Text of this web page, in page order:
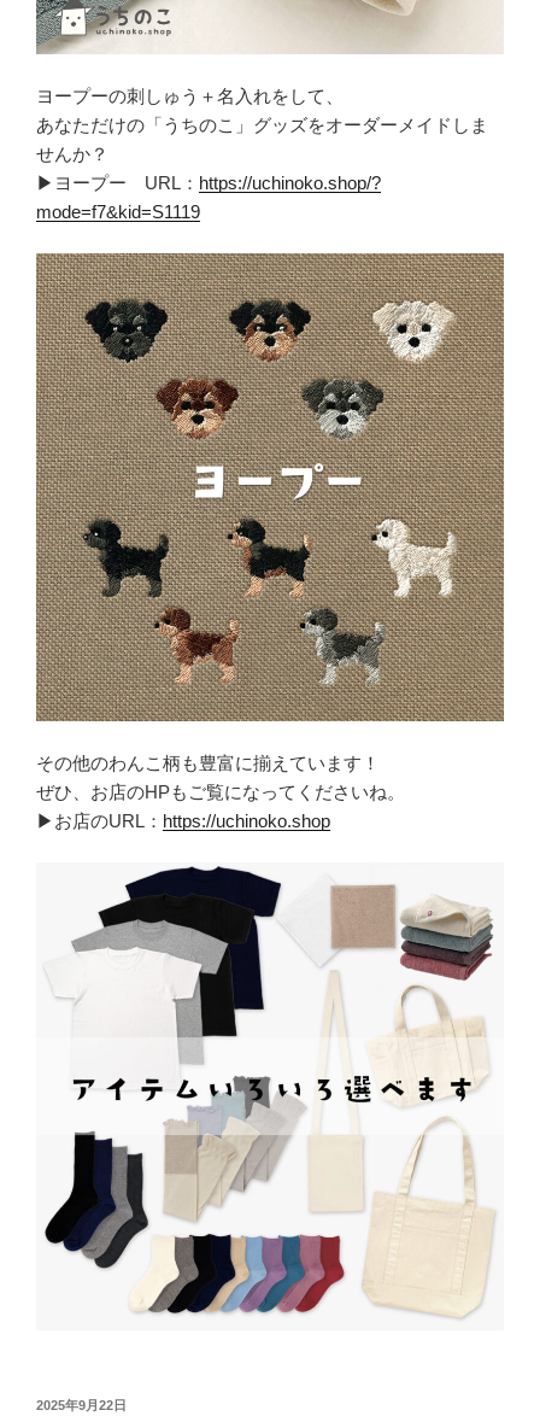
ヨープーの刺しゅう＋名入れをして、
あなただけの「うちのこ」グッズをオーダーメイドしま
せんか？
▶ヨープー URL： https://uchinoko.shop/?
mode=f7&kid=S1119
その他のわんこ柄も豊富に揃えています！
ぜひ、お店のHPもご覧になってくださいね。
▶お店のURL： https://uchinoko.shop
投
2025年9月22日